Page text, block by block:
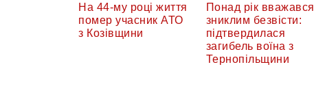
На 44-му році життя
помер учасник АТО
з Козівщини
Понад рік вважався
зниклим безвісти:
підтвердилася
загибель воїна з
Тернопільщини